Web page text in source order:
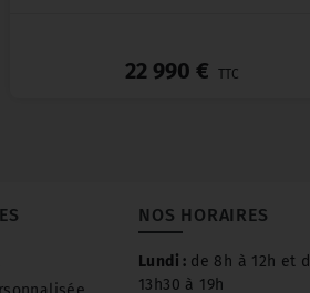
22 990 € TTC
NOS HORAIRES
Lundi : de 8h à 12h et
13h30 à 19h